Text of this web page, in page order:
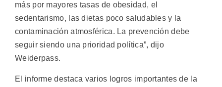
más por mayores tasas de obesidad, el
sedentarismo, las dietas poco saludables y la
contaminación atmosférica. La prevención debe
seguir siendo una prioridad política”, dijo
Weiderpass.
El informe destaca varios logros importantes de la